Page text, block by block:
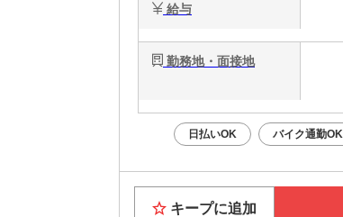
給与
勤務地・面接地
日払いOK バイク通勤OK
キープに追加